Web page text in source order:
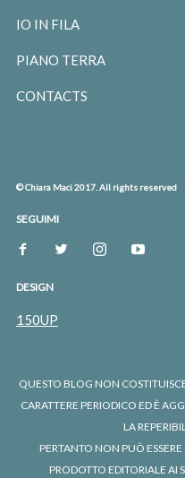
IO IN FILA
PIANO TERRA
CONTACTS
© Chiara Maci 2017. All rights reserved
SEGUIMI
DESIGN
150UP
QUESTO BLOG NON
CARATTERE PERIODICO ED È
LA
PERTANTO NON PUÒ
PRODOTTO EDITORIALE AI